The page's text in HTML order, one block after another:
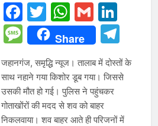
Facebook
TwitterGmail
Message
Share
जहानगंज, समृद्धि न्यूज। तालाब में दोस्तों के
साथ नहाने गया किशोर डूब गया। जिससे
उसकी मौत हो गई। पुलिस ने पहुंचकर
गोताखोंरों की मदद से शव को बाहर
निकलवाया। शव बाहर आते ही परिजनों में